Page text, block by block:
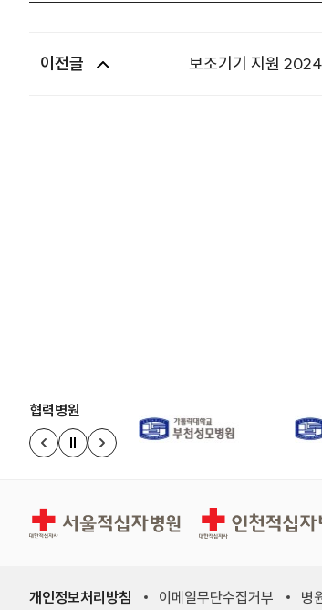
이전글 보조기기 지원
협력병원
이전 슬라이드
정지
다음 슬라이드
경인권역재활병원 인천적십자병원
개인정보처리방침 이메일무단수집거부 병